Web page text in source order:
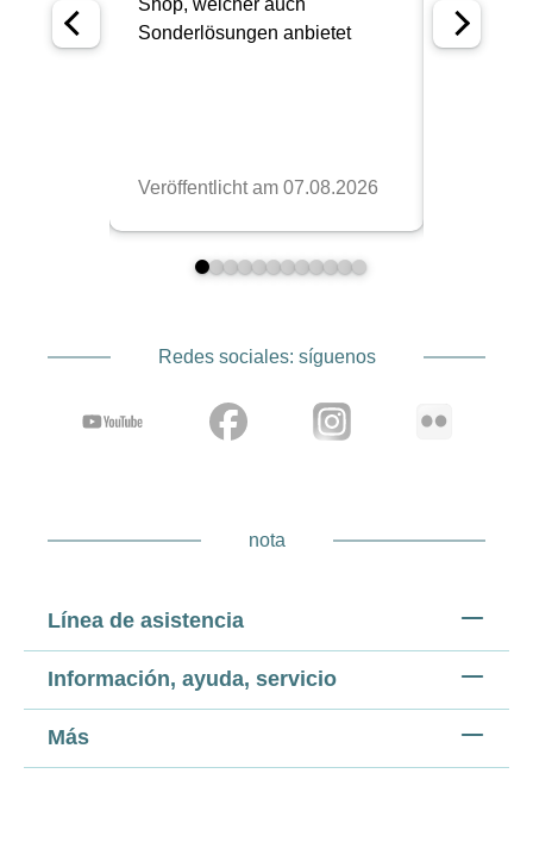
Redes sociales: síguenos
nota
Línea de asistencia
Información, ayuda, servicio
Más